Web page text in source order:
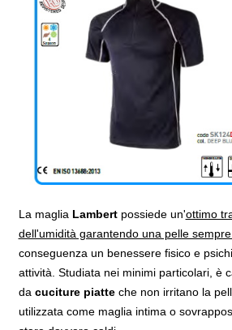
La maglia Lambertpossiede un'ottimo
dell'umidità garantendo una pelle
conseguenza un benessere fisico e
attività. Studiata nei minimi particolari, è
da cuciture piatteche non irritano la
utilizzata come maglia intima o